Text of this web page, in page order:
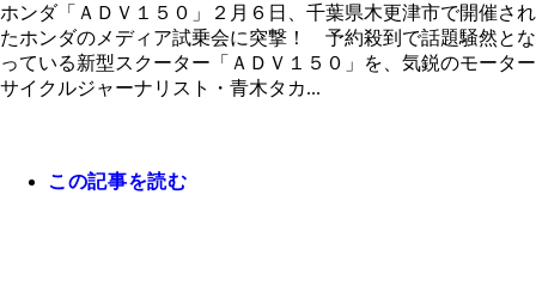
ホンダ「ＡＤＶ１５０」２月６日、千葉県木更津市で開催され
たホンダのメディア試乗会に突撃！ 予約殺到で話題騒然とな
っている新型スクーター「ＡＤＶ１５０」を、気鋭のモーター
サイクルジャーナリスト・青木タカ...
この記事を読む